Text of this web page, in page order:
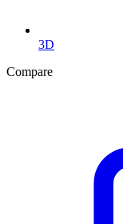
3D
Compare